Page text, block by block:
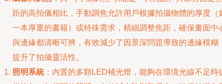
距的高拍儀相比，手動調焦允許用戶根據拍攝物體的厚度（
一本厚重的書籍）或特殊需求，精細調整焦距，確保畫面中
與邊緣都清晰可辨，有效減少了因景深問題導致的邊緣模糊
提升了拍攝靈活性。
照明系統：內置的多顆LED補光燈，能夠在環境光線不足時